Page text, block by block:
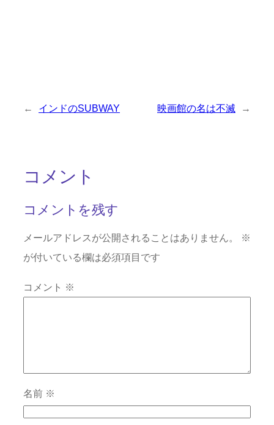
← インドのSUBWAY 映画館の名は不滅 →
コメント
コメントを残す
メールアドレスが公開されることはありません。
※
が付いている欄は必須項目です
コメント ※
名前 ※